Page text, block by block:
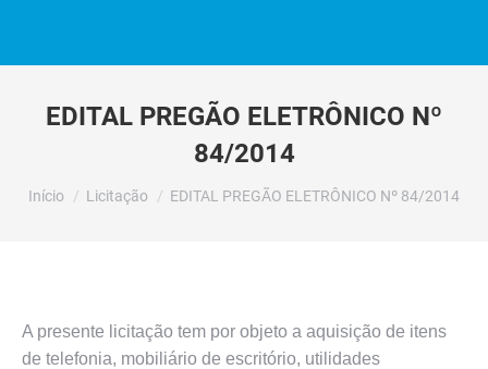
EDITAL PREGÃO ELETRÔNICO Nº
84/2014
Você está aqui:
Início Licitação EDITAL PREGÃO ELETRÔNICO Nº 84/2014
A presente licitação tem por objeto a aquisição de itens
de telefonia, mobiliário de escritório, utilidades